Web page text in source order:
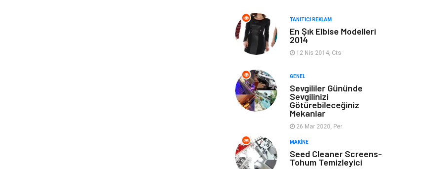
Finans & Ekonomi Tatil
Anne & Çocuk
Ev İşleri
Gençlik & Eğlence Aksesuar
Spor
Evlilik Rehberi
TANITICI REKLAM
En Şık Elbise Modelleri
2014
12 Nis 2014, Cts
GENEL
Sevgililer Gününde
Sevgilinizi
Götürebileceğiniz
Mekanlar
26 Mar 2020, Per
MAKINE
Seed Cleaner Screens-
Tohum Temizleyici